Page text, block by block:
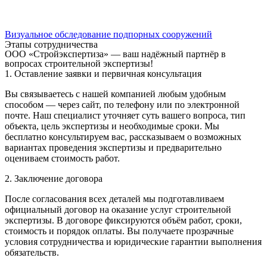
Визуальное обследование подпорных сооружений
Этапы сотрудничества
ООО «Стройэкспертиза» — ваш надёжный партнёр в
вопросах строительной экспертизы!
1. Оставление заявки и первичная консультация
Вы связываетесь с нашей компанией любым удобным
способом — через сайт, по телефону или по электронной
почте. Наш специалист уточняет суть вашего вопроса, тип
объекта, цель экспертизы и необходимые сроки. Мы
бесплатно консультируем вас, рассказываем о возможных
вариантах проведения экспертизы и предварительно
оцениваем стоимость работ.
2. Заключение договора
После согласования всех деталей мы подготавливаем
официальный договор на оказание услуг строительной
экспертизы. В договоре фиксируются объём работ, сроки,
стоимость и порядок оплаты. Вы получаете прозрачные
условия сотрудничества и юридические гарантии выполнения
обязательств.